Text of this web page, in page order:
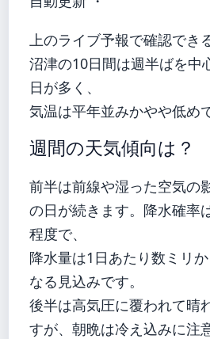
上のライブ予報で確認でき
沼津の10日間は週半ばを中
日が多く、
気温は平年並みかやや低め
週間の天気傾向は？
前半は前線や湿った空気の
の日が続きます。降水確率
程度で、
降水量は1日あたり数ミリ
なる見込みです。
後半は高気圧に覆われて晴
すが、朝晩は冷え込みに注